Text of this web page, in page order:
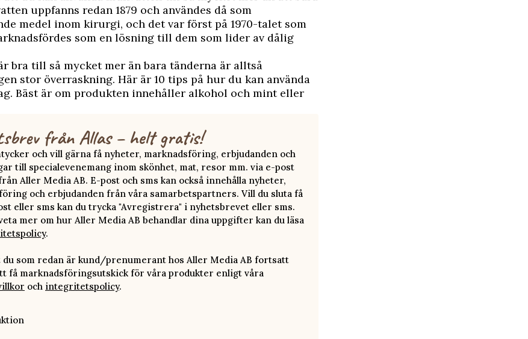
uppfanns redan 1879 och användes då som
medel inom kirurgi, och det var först på 1970-talet som
som en lösning till dem som lider av dålig
bra till så mycket mer än bara tänderna är alltså
stor överraskning. Här är 10 tips på hur du kan använda
Bäst är om produkten innehåller alkohol och mint eller
från Allas – helt gratis!
och vill gärna få nyheter, marknadsföring, erbjudanden och
till specialevenemang inom skönhet, mat, resor mm. via e-post
Aller Media AB. E-post och sms kan också innehålla nyheter,
och erbjudanden från våra samarbetspartners. Vill du sluta få
eller sms kan du trycka "Avregistrera" i nyhetsbrevet eller sms.
mer om hur Aller Media AB behandlar dina uppgifter kan du läsa
.
du som redan är kund/prenumerant hos Aller Media AB fortsatt
få marknadsföringsutskick för våra produkter enligt våra
och integritetspolicy.